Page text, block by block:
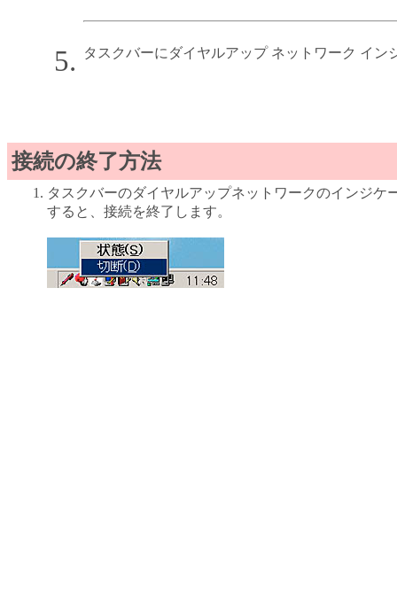
タスクバーにダイヤルアップ ネットワーク イン
接続の終了方法
タスクバーのダイヤルアップネットワークのインジケ
すると、接続を終了します。